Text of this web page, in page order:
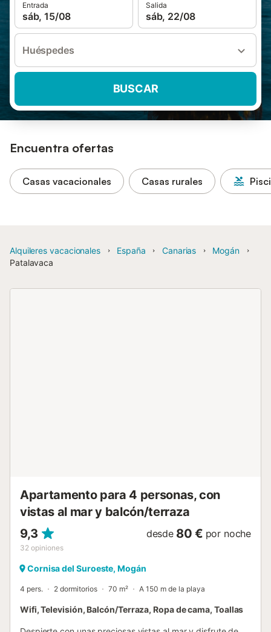
Entrada
sáb, 15/08
Salida
sáb, 22/08
Huéspedes
BUSCAR
Encuentra ofertas
Casas vacacionales Casas rurales
Alquileres vacacionales España Canarias
Mogán
Patalavaca
Apartamento para 4 personas, con
vistas al mar y balcón/terraza
9,3
32 opiniones
desde 80 € por noche
Cornisa del Suroeste, Mogán
4 pers. 2 dormitorios 70 m² A 150 m de la playa
Wifi, Televisión, Balcón/Terraza, Ropa de cama, Toallas